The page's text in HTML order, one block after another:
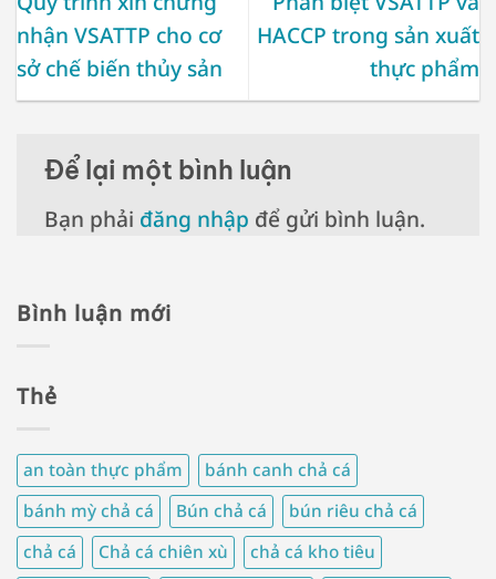
nhận VSATTP cho cơ
sở chế biến thủy sản
HACCP trong sản xuất
thực phẩm
Để lại một bình luận
Bạn phải đăng nhập để gửi bình luận.
Bình luận mới
Thẻ
an toàn thực phẩm
bánh canh chả cá
bánh mỳ chả cá
Bún chả cá
bún riêu chả cá
chả cá
Chả cá chiên xù
chả cá kho tiêu